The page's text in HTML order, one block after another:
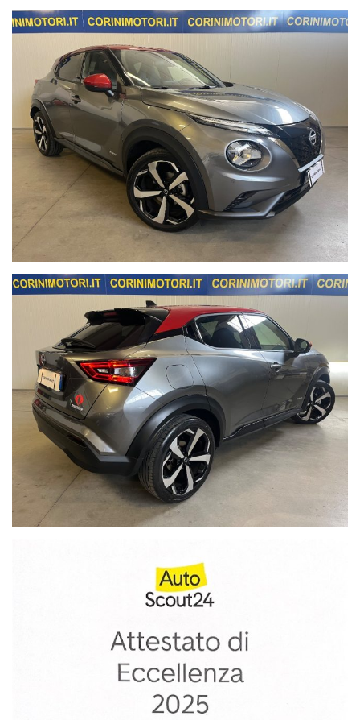
da19", FariFull-LEDe Luci diurne aLED, Cruise Control
Intelligente, Sistema Frenata automatica d'emergenza,
Avviso angolo cieco, Mantenimento di corsia
, Inserti interni
a LED, Sensore Luci e pioggia, Specchi esterni regolabili e
ripiegabili elettricamente, Vetri posteriori oscurati.
Per visionare il veicolo, effettuare una prova su strada o per
ulteriori informazioiniCHIAMARE E CONCORDARE UN
APPUNTAMENTO AL NUMERO DIRETTO 339-7767294
(anche WhatsApp)
Il veicolo viene consegnato con
LAVAGGIO ed IGIENIZZAZIONEdegli interni.
GARANZIA LEGALE DI CONFORMITA' 12 MESI e KM
REALI CERTIFICATI nella FATTURA DI VENDITA.Le targhe
vengono oscurate per motivi di privacy ed eventualmente
comunicate su richiesta di potenziali acquirenti interessati;
con la dicitura "UNICO PROPRIETARIO" si escludono i
concessionari/rivenditori.
Possibilità d'acquisto conFINANZIAMENTO, Assicurazione
Rc Auto, incendio/furto, collisione o Kasko.
Se voleteACQUISTARE E RITIRAREla vostra auto in un
solo giorno è possibile, previo appuntamento, effettuare il
passaggio di proprietà immediato con eventuale possibilità di
servizio navetta dalla stazione ferroviaria di Treviglio (Bg).
Si effettuanoPERMUTE o ROTTAMAZIONIdi veicoli usati;
per avere una quotazione più precisa possibile del Vostro
usato indicate marca, modello, colore, mese ed anno di prima
immatricolazione, chilometri percorsi, accessori principali,
cambio manuale o automatico, manutenzioni documentabili,
stato degli pneumatici e della vettura evidenziando eventuali
difetti possibilmente allegando foto da inviare via e-mail o
whatsapp al numero sopra indicato.